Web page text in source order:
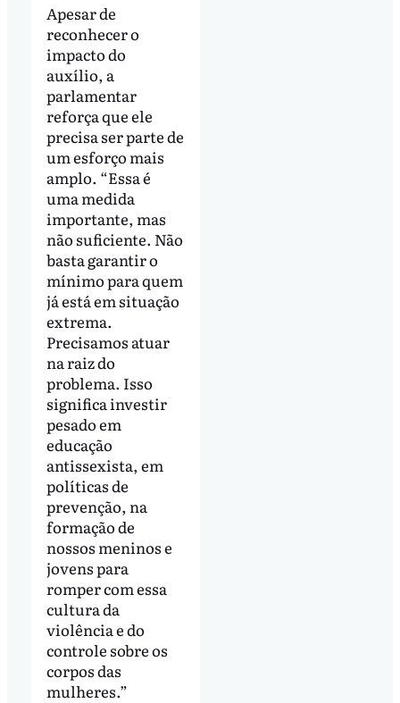
Apesar de
reconhecer o
impacto do
auxílio, a
parlamentar
reforça que ele
precisa ser parte de
um esforço mais
amplo. “Essa é
uma medida
importante, mas
não suficiente. Não
basta garantir o
mínimo para quem
já está em situação
extrema.
Precisamos atuar
na raiz do
problema. Isso
significa investir
pesado em
educação
antissexista, em
políticas de
prevenção, na
formação de
nossos meninos e
jovens para
romper com essa
cultura da
violência e do
controle sobre os
corpos das
mulheres.”